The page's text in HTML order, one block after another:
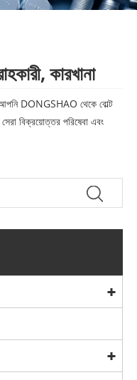
কারখানা
আপনি DONGSHAO থেকে বোল্ট
বিক্রয়োত্তর পরিষেবা এবং